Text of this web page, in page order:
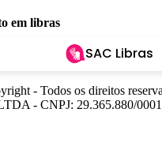
em libras
SAC Libras
- Todos os direitos
- CNPJ: 29.365.880/